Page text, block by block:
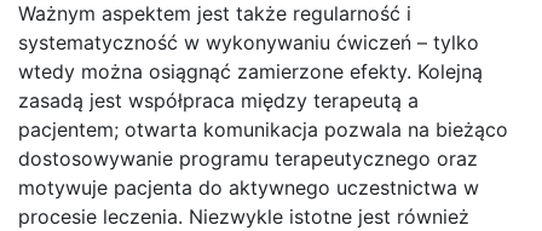
Ważnym aspektem jest także regularność i
systematyczność w wykonywaniu ćwiczeń – tylko
wtedy można osiągnąć zamierzone efekty. Kolejną
zasadą jest współpraca między terapeutą a
pacjentem; otwarta komunikacja pozwala na bieżąco
dostosowywanie programu terapeutycznego oraz
motywuje pacjenta do aktywnego uczestnictwa w
procesie leczenia. Niezwykle istotne jest również